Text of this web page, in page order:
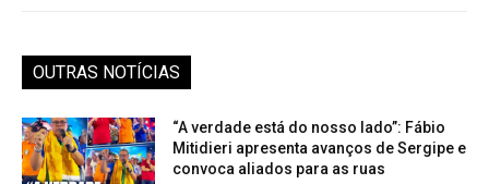
OUTRAS NOTÍCIAS
“A verdade está do nosso lado”: Fábio
Mitidieri apresenta avanços de Sergipe e
convoca aliados para as ruas